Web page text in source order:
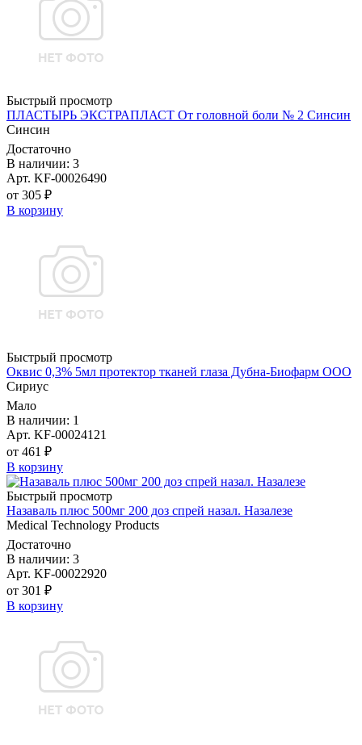
Быстрый просмотр
ПЛАСТЫРЬ ЭКСТРАПЛАСТ От головной боли № 2 Синсин
Синсин
Достаточно
В наличии: 3
Арт. KF-00026490
от 305 ₽
В корзину
Быстрый просмотр
Оквис 0,3% 5мл протектор тканей глаза Дубна-Биофарм ООО
Сириус
Мало
В наличии: 1
Арт. KF-00024121
от 461 ₽
В корзину
Быстрый просмотр
Назаваль плюс 500мг 200 доз спрей назал. Назалезе
Medical Technology Products
Достаточно
В наличии: 3
Арт. KF-00022920
от 301 ₽
В корзину